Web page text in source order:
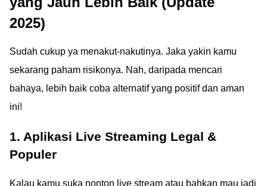
2025)
Sudah cukup ya menakut-nakutinya. Jaka yakin kamu
sekarang paham risikonya. Nah, daripada mencari
bahaya, lebih baik coba alternatif yang positif dan aman
ini!
1. Aplikasi Live Streaming Legal &
Populer
Kalau kamu suka nonton live stream atau bahkan mau jadi